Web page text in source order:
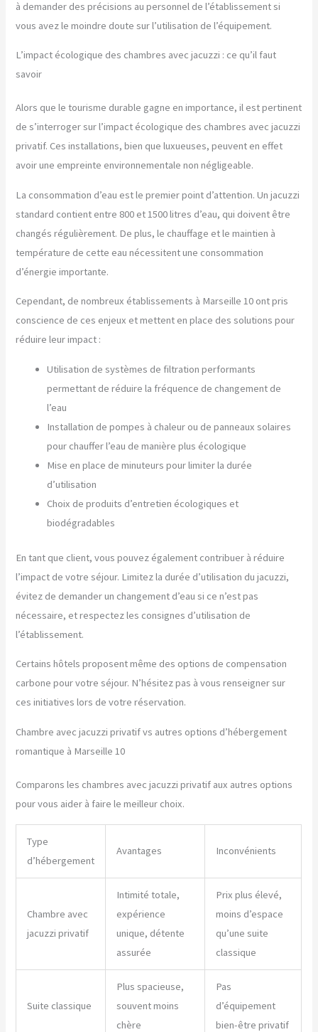
à demander des précisions au personnel de l’établissement si
vous avez le moindre doute sur l’utilisation de l’équipement.
L’impact écologique des chambres avec jacuzzi : ce qu’il faut
savoir
Alors que le tourisme durable gagne en importance, il est pertinent
de s’interroger sur l’impact écologique des chambres avec jacuzzi
privatif. Ces installations, bien que luxueuses, peuvent en effet
avoir une empreinte environnementale non négligeable.
La consommation d’eau est le premier point d’attention. Un jacuzzi
standard contient entre 800 et 1500 litres d’eau, qui doivent être
changés régulièrement. De plus, le chauffage et le maintien à
température de cette eau nécessitent une consommation
d’énergie importante.
Cependant, de nombreux établissements à Marseille 10 ont pris
conscience de ces enjeux et mettent en place des solutions pour
réduire leur impact :
Utilisation de systèmes de filtration performants
permettant de réduire la fréquence de changement de
l’eau
Installation de pompes à chaleur ou de panneaux solaires
pour chauffer l’eau de manière plus écologique
Mise en place de minuteurs pour limiter la durée
d’utilisation
Choix de produits d’entretien écologiques et
biodégradables
En tant que client, vous pouvez également contribuer à réduire
l’impact de votre séjour. Limitez la durée d’utilisation du jacuzzi,
évitez de demander un changement d’eau si ce n’est pas
nécessaire, et respectez les consignes d’utilisation de
l’établissement.
Certains hôtels proposent même des options de compensation
carbone pour votre séjour. N’hésitez pas à vous renseigner sur
ces initiatives lors de votre réservation.
Chambre avec jacuzzi privatif vs autres options d’hébergement
romantique à Marseille 10
Comparons les chambres avec jacuzzi privatif aux autres options
pour vous aider à faire le meilleur choix.
Type
d’hébergement
Avantages Inconvénients
Chambre avec
jacuzzi privatif
Intimité totale,
expérience
unique, détente
assurée
Prix plus élevé,
moins d’espace
qu’une suite
classique
Suite classique
Plus spacieuse,
souvent moins
chère
Pas
d’équipement
bien-être privatif